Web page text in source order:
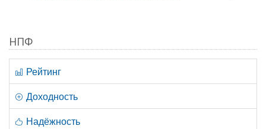
НПФ
Рейтинг
Доходность
Надёжность